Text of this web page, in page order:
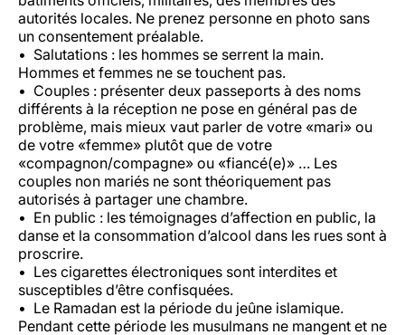
autorités locales. Ne prenez personne en photo sans
un consentement préalable.
Salutations : les hommes se serrent la main.
Hommes et femmes ne se touchent pas.
Couples : présenter deux passeports à des noms
différents à la réception ne pose en général pas de
problème, mais mieux vaut parler de votre «mari» ou
de votre «femme» plutôt que de votre
«compagnon/compagne» ou «fiancé(e)» … Les
couples non mariés ne sont théoriquement pas
autorisés à partager une chambre.
En public : les témoignages d’affection en public, la
danse et la consommation d’alcool dans les rues sont à
proscrire.
Les cigarettes électroniques sont interdites et
susceptibles d’être confisquées.
Le Ramadan est la période du jeûne islamique.
Pendant cette période les musulmans ne mangent et ne